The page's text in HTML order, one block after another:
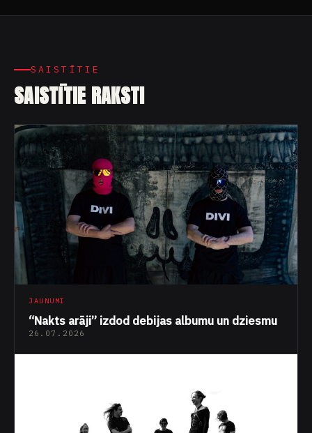
SAISTĪTIE
SAISTĪTIE RAKSTI
JAUNUMI
“Nakts arāji” izdod debijas albumu un dziesmu
26.07.2026